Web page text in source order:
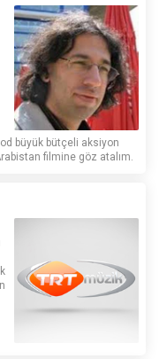
büyük bütçeli aksiyon
filmine göz atalım.